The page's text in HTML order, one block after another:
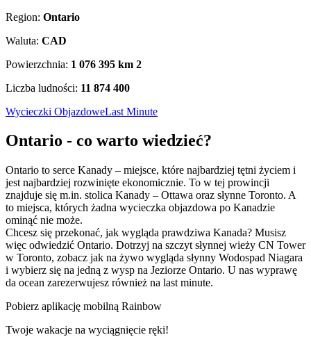
Region: Ontario
Waluta: CAD
Powierzchnia: 1 076 395 km 2
Liczba ludności: 11 874 400
Wycieczki ObjazdoweLast Minute
Ontario - co warto wiedzieć?
Ontario to serce Kanady – miejsce, które najbardziej tętni życiem i
jest najbardziej rozwinięte ekonomicznie. To w tej prowincji
znajduje się m.in. stolica Kanady – Ottawa oraz słynne Toronto. A
to miejsca, których żadna wycieczka objazdowa po Kanadzie
ominąć nie może.
Chcesz się przekonać, jak wygląda prawdziwa Kanada? Musisz
więc odwiedzić Ontario. Dotrzyj na szczyt słynnej wieży CN Tower
w Toronto, zobacz jak na żywo wygląda słynny Wodospad Niagara
i wybierz się na jedną z wysp na Jeziorze Ontario. U nas wyprawę
da ocean zarezerwujesz również na last minute.
Pobierz aplikację mobilną Rainbow
Twoje wakacje na wyciągnięcie ręki!